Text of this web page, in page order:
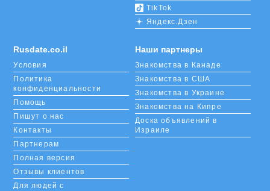
Rusdate.co.il
Условия
Политика
конфиденциальности
Помощь
Пишут о нас
Контакты
Партнерам
Полная версия
Отзывы клиентов
Для людей с
TikTok
Яндекс.Дзен
Наши партнеры
Знакомства в Канаде
Знакомства в США
Знакомства в Украине
Знакомства на Кипре
Доска объявлений в
Израиле